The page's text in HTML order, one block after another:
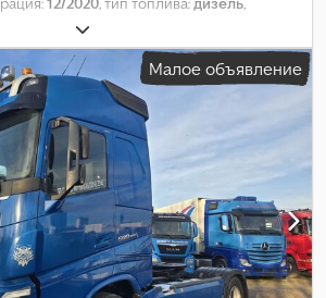
02/2027
выбросов:Евро 6, Оборудование:
стояночный
Малое объявление